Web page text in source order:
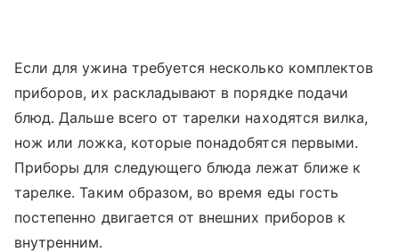
Если для ужина требуется несколько комплектов
приборов, их раскладывают в порядке подачи
блюд. Дальше всего от тарелки находятся вилка,
нож или ложка, которые понадобятся первыми.
Приборы для следующего блюда лежат ближе к
тарелке. Таким образом, во время еды гость
постепенно двигается от внешних приборов к
внутренним.